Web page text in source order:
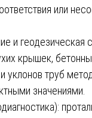
или
и
крышек,
уклонов труб
значениями.